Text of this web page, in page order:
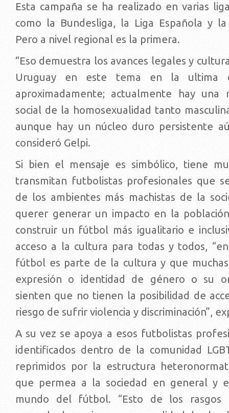
Esta campaña se ha realizado en varias
como la Bundesliga, la Liga Española y
Pero a nivel regional es la primera.
“Eso demuestra los avances legales y
Uruguay en este tema en la ultima
aproximadamente; actualmente hay una
social de la homosexualidad tanto
aunque hay un núcleo duro persistente
consideró Gelpi.
Si bien el mensaje es simbólico, tiene
transmitan futbolistas profesionales que
de los ambientes más machistas de la
querer generar un impacto en la
construir un fútbol más igualitario e
acceso a la cultura para todas y todos,
fútbol es parte de la cultura y que
expresión o identidad de género o su
sienten que no tienen la posibilidad de
riesgo de sufrir violencia y discriminación”,
A su vez se apoya a esos futbolistas
identificados dentro de la comunidad
reprimidos por la estructura
que permea a la sociedad en general y
mundo del fútbol. “Esto de los rasgos